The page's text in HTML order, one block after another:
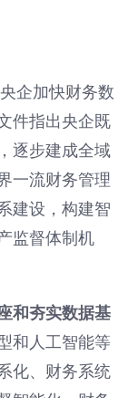
企加快财务数
件指出央企既
逐步建成全域
一流财务管理
建设，构建智
监督体制机
和夯实数据基
和人工智能等
化、财务系统